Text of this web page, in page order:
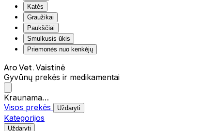
Katės
Graužikai
Paukščiai
Smulkusis ūkis
Priemonės nuo kenkėjų
Aro Vet. Vaistinė
Gyvūnų prekės ir medikamentai
Kraunama…
Visos prekės
Uždaryti
Kategorijos
Uždaryti